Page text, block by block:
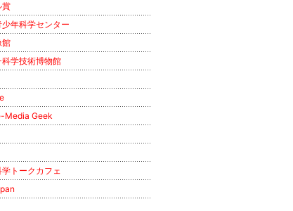
賞
年科学センター
館
科学技術博物館
Media Geek
トークカフェ